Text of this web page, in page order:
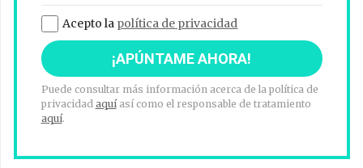
Acepto la política de privacidad
Puede consultar más información acerca de la política de
privacidad aquíasí como el responsable de tratamiento
aquí.